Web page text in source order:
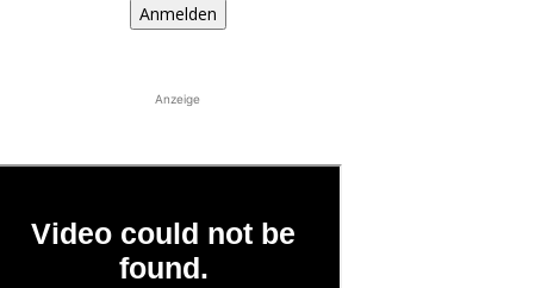
Anmelden
Anzeige